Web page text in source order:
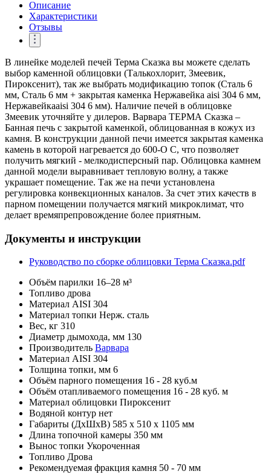
Описание
Характеристики
Отзывы
В линейке моделей печей Терма Сказка вы можете сделать
выбор каменной облицовки (Талькохлорит, Змеевик,
Пироксенит), так же выбрать модификацию топок (Сталь 6
мм, Сталь 6 мм + закрытая каменка Нержавейка aisi 304 6 мм,
Нержавейкаaisi 304 6 мм). Наличие печей в облицовке
Змеевик уточняйте у дилеров. Варвара ТЕРМА Сказка –
Банная печь с закрытой каменкой, облицованная в кожух из
камня. В конструкции данной печи имеется закрытая каменка
камень в которой нагревается до 600-О С, что позволяет
получить мягкий - мелкодисперсный пар. Облицовка камнем
данной модели выравнивает тепловую волну, а также
украшает помещение. Так же на печи установлена
регулировка конвекционных каналов. За счет этих качеств в
парном помещении получается мягкий микроклимат, что
делает времяпрепровождение более приятным.
Документы и инструкции
Руководство по сборке облицовки Терма Сказка.pdf
Объём парилки 16–28 м³
Топливо дрова
Материал AISI 304
Материал топки Нерж. сталь
Вес, кг 310
Диаметр дымохода, мм 130
Производитель Варвара
Материал AISI 304
Толщина топки, мм 6
Объём парного помещения 16 - 28 куб.м
Объём отапливаемого помещения 16 - 28 куб. м
Материал облицовки Пироксенит
Водяной контур нет
Габариты (ДхШхВ) 585 х 510 х 1105 мм
Длина топочной камеры 350 мм
Вынос топки Укороченная
Топливо Дрова
Рекомендуемая фракция камня 50 - 70 мм